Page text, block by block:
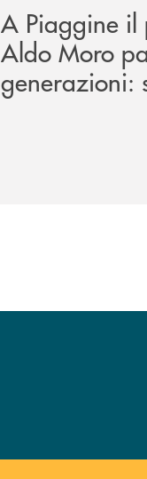
A Piaggine il
Aldo Moro
generazioni:
l’iniziativa